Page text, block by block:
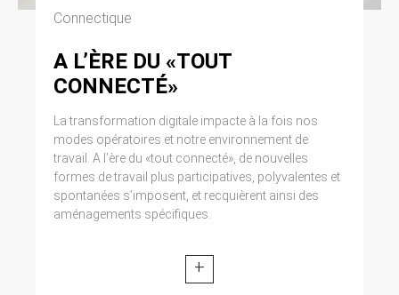
Connectique
A L’ÈRE DU «TOUT
CONNECTÉ»
La transformation digitale impacte à la fois nos
modes opératoires et notre environnement de
travail. A l’ère du «tout connecté», de nouvelles
formes de travail plus participatives, polyvalentes et
spontanées s’imposent, et recquièrent ainsi des
aménagements spécifiques.
+